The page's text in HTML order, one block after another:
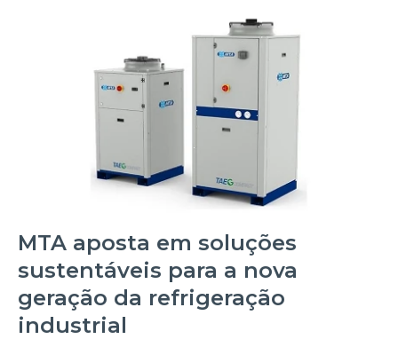
MTA aposta em soluções
sustentáveis para a nova
geração da refrigeração
industrial